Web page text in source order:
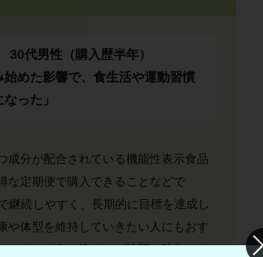
30代男性（購入歴半年）
始めた影響で、食生活や運動習慣
った」
成分が配合されている機能性表示食品
な定期便で購入できることなどで
継続しやすく、長期的に目標を達成し
や体型を維持していきたい人にもおす
やすいように決まった時間に飲むのも